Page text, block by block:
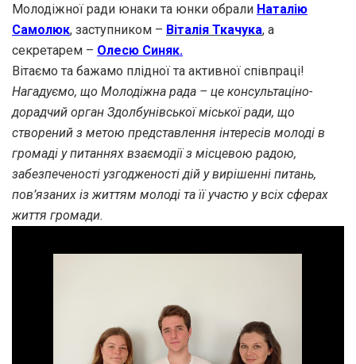
Молодіжної ради юнаки та юнки обрали Наталію
Самолюк, заступником – Віталія Ткачука, а
секретарем – Олесю Синяк.
Вітаємо та бажамо плідної та активної співпраці!
Нагадуємо, що Молодіжна рада – це консультаціно-
дорадчий орган Здолбунівської міської ради, що
створений з метою представлення інтересів молоді в
громаді у питаннях взаємодії з місцевою радою,
забезпеченості узгодженості дій у вирішенні питань,
пов’язаних із життям молоді та її участю у всіх сферах
життя громади.